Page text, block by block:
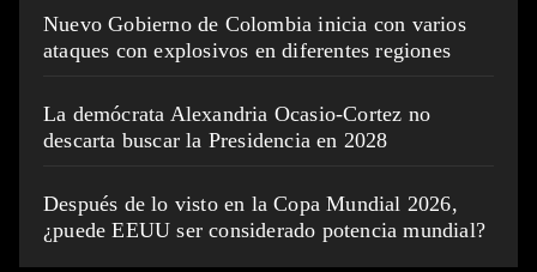
Nuevo Gobierno de Colombia inicia con varios
ataques con explosivos en diferentes regiones
La demócrata Alexandria Ocasio-Cortez no
descarta buscar la Presidencia en 2028
Después de lo visto en la Copa Mundial 2026,
¿puede EEUU ser considerado potencia mundial?